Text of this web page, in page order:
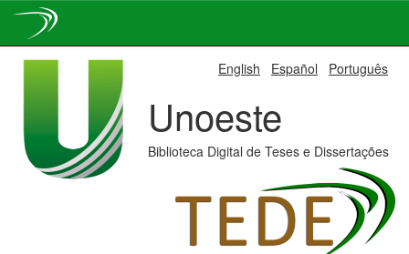
English Español Português
Unoeste
Biblioteca Digital de Teses e Dissertações